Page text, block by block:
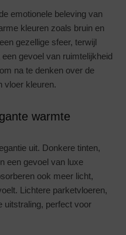
emotionele beleving van
kleuren zoals bruin en
gezellige sfeer, terwijl
gevoel van ruimtelijkheid
na te denken over de
vloer kleuren.
warmte
uit. Donkere tinten,
een gevoel van luxe
ook meer licht,
Lichtere parketvloeren,
uitstraling, perfect voor